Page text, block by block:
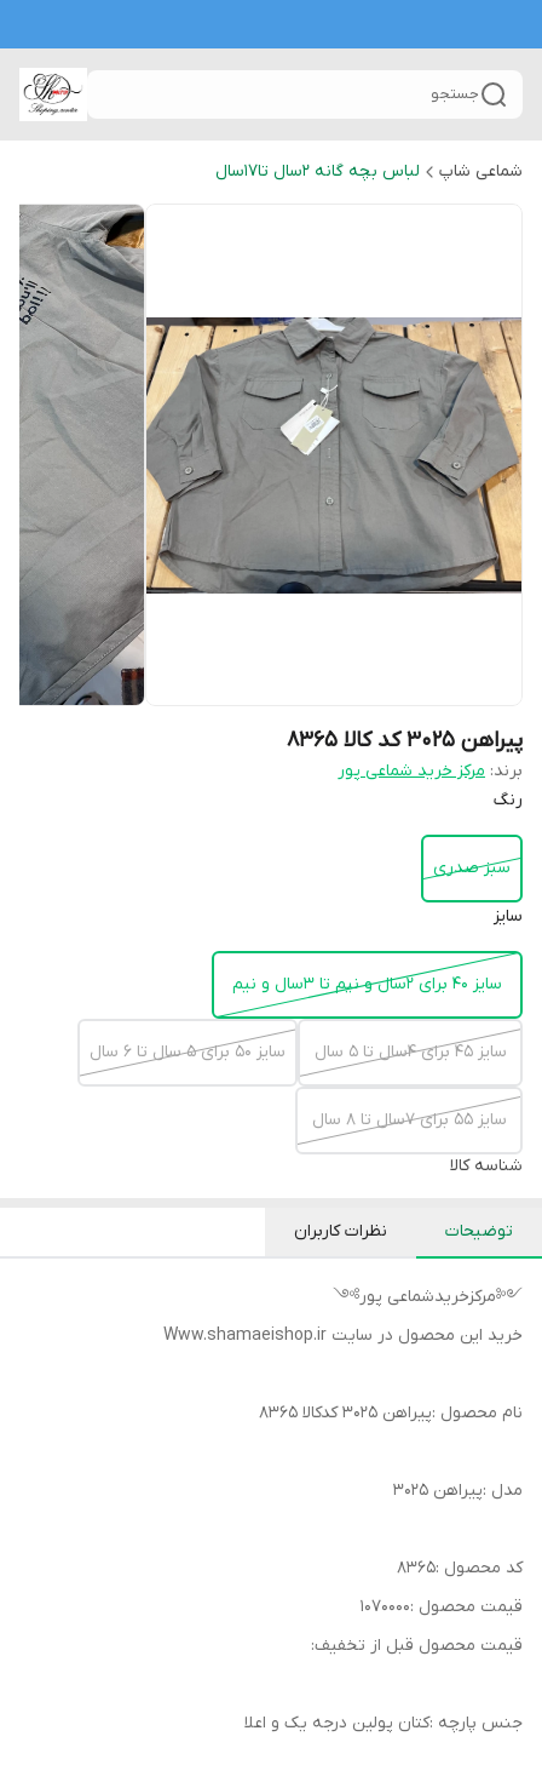
جستجو
شماعی شاپ لباس بچه گانه 2سال تا۱۷سال
پیراهن ۳۰۲۵ کد کالا ۸۳۶۵
برند: مرکز خرید شماعی پور
رنگ
سبز صدری
سایز
سایز ۴۰ برای ۲سال و نیم تا ۳سال و نیم
سایز ۴۵ برای ۴سال تا ۵ سال سایز ۵۰ برای ۵ سال تا ۶ سال
سایز ۵۵ برای ۷سال تا ۸ سال
شناسه کالا
توضیحات نظرات کاربران
༺مرکزخریدشماعی پور༻
خرید این محصول در سایت Www.shamaeishop.ir
نام محصول :پیراهن ۳۰۲۵ کدکالا ۸۳۶۵
مدل :پیراهن ۳۰۲۵
کد محصول :۸۳۶۵
قیمت محصول :۱۰۷۰۰۰۰
قیمت محصول قبل از تخفیف:
جنس پارچه :کتان پولین درجه یک و اعلا